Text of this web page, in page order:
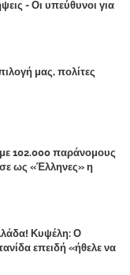
- Οι υπεύθυνοι για
θα
μας, πολίτες
102.000 παράνομους
ως «Έλληνες» η
Κυψέλη: Ο
επειδή «ήθελε να